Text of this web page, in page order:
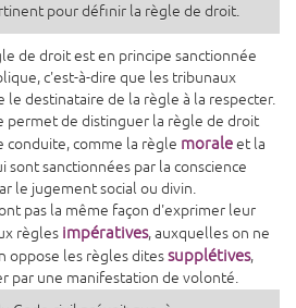
pour définir la règle de droit.
de droit est en principe sanctionnée
c'est-à-dire que les tribunaux
le destinataire de la règle à la respecter.
permet de distinguer la règle de droit
conduite, comme la règle moraleet la
sont sanctionnées par la conscience
le jugement social ou divin.
pas la même façon d'exprimer leur
règles impératives, auxquelles on ne
oppose les règles ditessupplétives,
par une manifestation de volonté.